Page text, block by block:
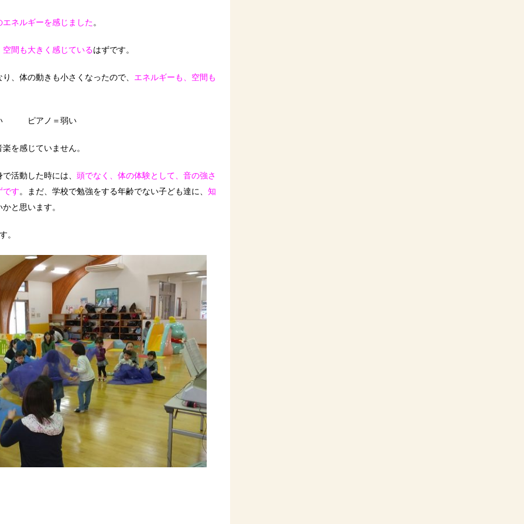
エネルギーを感じました。
空間も大きく感じているはずです。
、体の動きも小さくなったので、 エネルギーも、空間も
い ピアノ＝弱い
を感じていません。
活動した時には、 頭でなく、体の体験として、音の強さ
です。まだ、学校で勉強をする年齢でない子ども達に、 知
と思います。
。